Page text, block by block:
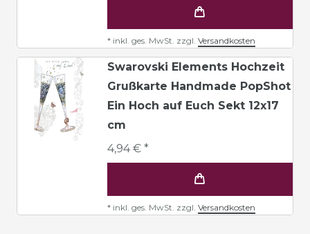
* inkl. ges. MwSt. zzgl. Versandkosten
Swarovski Elements Hochzeit
Grußkarte Handmade PopShot
Ein Hoch auf Euch Sekt 12x17
cm
4,94 € *
* inkl. ges. MwSt. zzgl. Versandkosten